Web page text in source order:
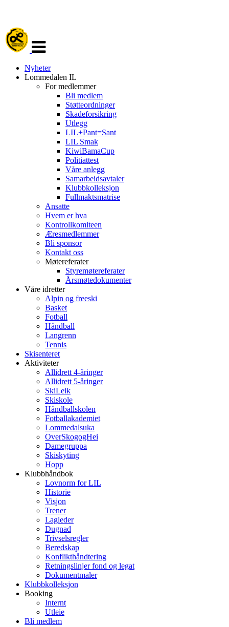
navigasjon
Nyheter
Lommedalen IL
For medlemmer
Bli medlem
Støtteordninger
Skadeforsikring
Utlegg
LIL+Pant=Sant
LIL Smak
KiwiBamaCup
Politiattest
Våre anlegg
Samarbeidsavtaler
Klubbkolleksjon
Fullmaktsmatrise
Ansatte
Hvem er hva
Kontrollkomiteen
Æresmedlemmer
Bli sponsor
Kontakt oss
Møtereferater
Styremøtereferater
Årsmøtedokumenter
Våre idretter
Alpin og freeski
Basket
Fotball
Håndball
Langrenn
Tennis
Skisenteret
Aktiviteter
Allidrett 4-åringer
Allidrett 5-åringer
SkiLeik
Skiskole
Håndballskolen
Fotballakademiet
Lommedalsuka
OverSkogogHei
Damegruppa
Skiskyting
Hopp
Klubbhåndbok
Lovnorm for LIL
Historie
Visjon
Trener
Lagleder
Dugnad
Trivselsregler
Beredskap
Konflikthåndtering
Retningslinjer fond og legat
Dokumentmaler
Klubbkolleksjon
Booking
Internt
Utleie
Bli medlem